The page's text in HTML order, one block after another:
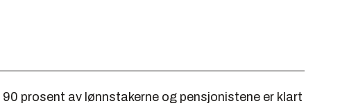
prosent av lønnstakerne og pensjonistene er klart